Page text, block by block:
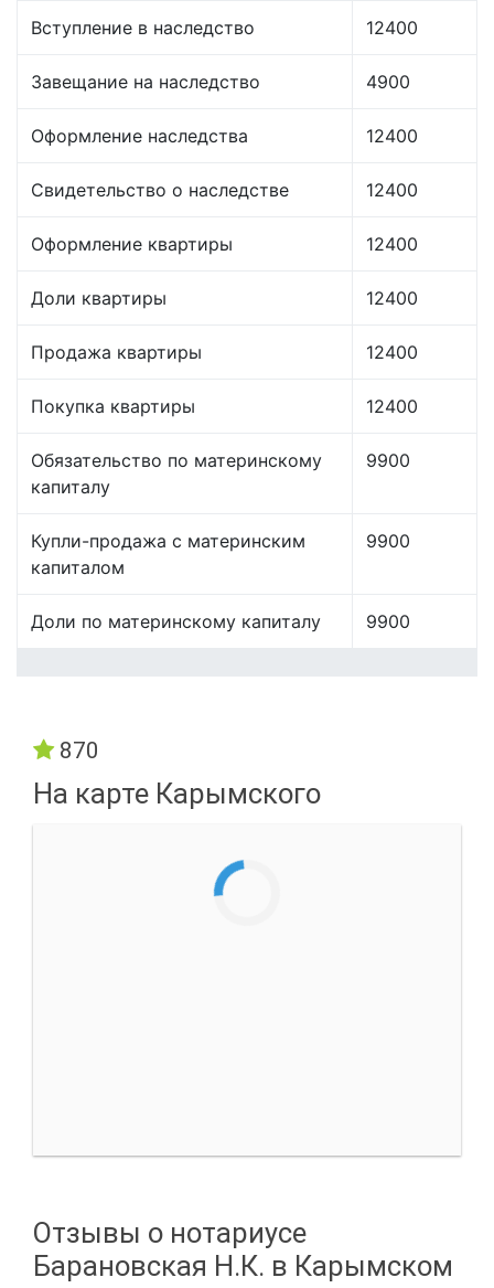
Вступление в наследство 12400
Завещание на наследство 4900
Оформление наследства 12400
Свидетельство о наследстве 12400
Оформление квартиры 12400
Доли квартиры 12400
Продажа квартиры 12400
Покупка квартиры 12400
Обязательство по материнскому
капиталу
9900
Купли-продажа с материнским
капиталом
9900
Доли по материнскому капиталу 9900
870
На карте Карымского
Отзывы о нотариусе
Барановская Н.К. в Карымском